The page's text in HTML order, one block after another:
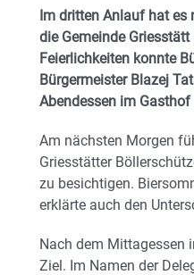
Im dritten Anlauf hat es
die Gemeinde
Feierlichkeiten konnte
Bürgermeister Blazej
Abendessen im
Am nächsten Morgen
Griesstätter
zu besichtigen.
erklärte auch den
Nach dem Mittagessen
Ziel. Im Namen der